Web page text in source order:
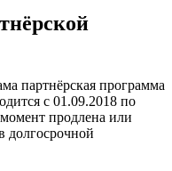
партнёрская программа
с 01.09.2018 по
продлена или
долгосрочной